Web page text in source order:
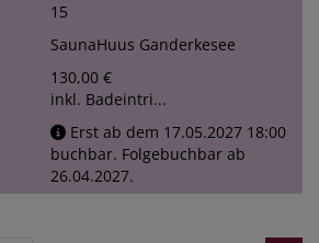
15
SaunaHuus Ganderkesee
130,00 €
inkl. Badeintri...
Erst ab dem 17.05.2027 18:00
buchbar. Folgebuchbar ab
26.04.2027.